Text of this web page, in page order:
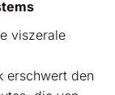
viszerale
erschwert den